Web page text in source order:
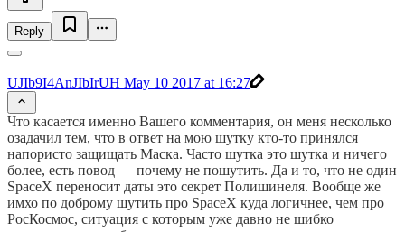
Reply
UJIb9I4AnJIbIrUH May 10 2017 at 16:27
Что касается именно Вашего комментария, он меня несколько
озадачил тем, что в ответ на мою шутку кто-то принялся
напористо защищать Маска. Часто шутка это шутка и ничего
более, есть повод — почему не пошутить. Да и то, что не один
SpaceX переносит даты это секрет Полишинеля. Вообще же
имхо по доброму шутить про SpaceX куда логичнее, чем про
РосКосмос, ситуация с которым уже давно не шибко